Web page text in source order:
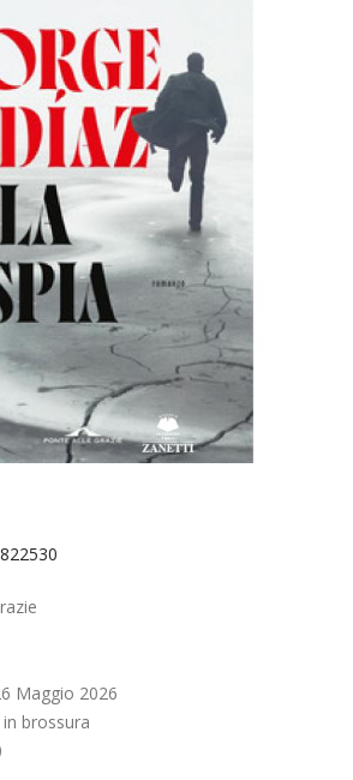
Maggio 2026
brossura